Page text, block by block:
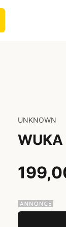
UNKNOWN